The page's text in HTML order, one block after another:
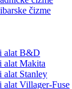
čizme
alat B&D
alat Makita
alat Stanley
alat Villager-Fuse